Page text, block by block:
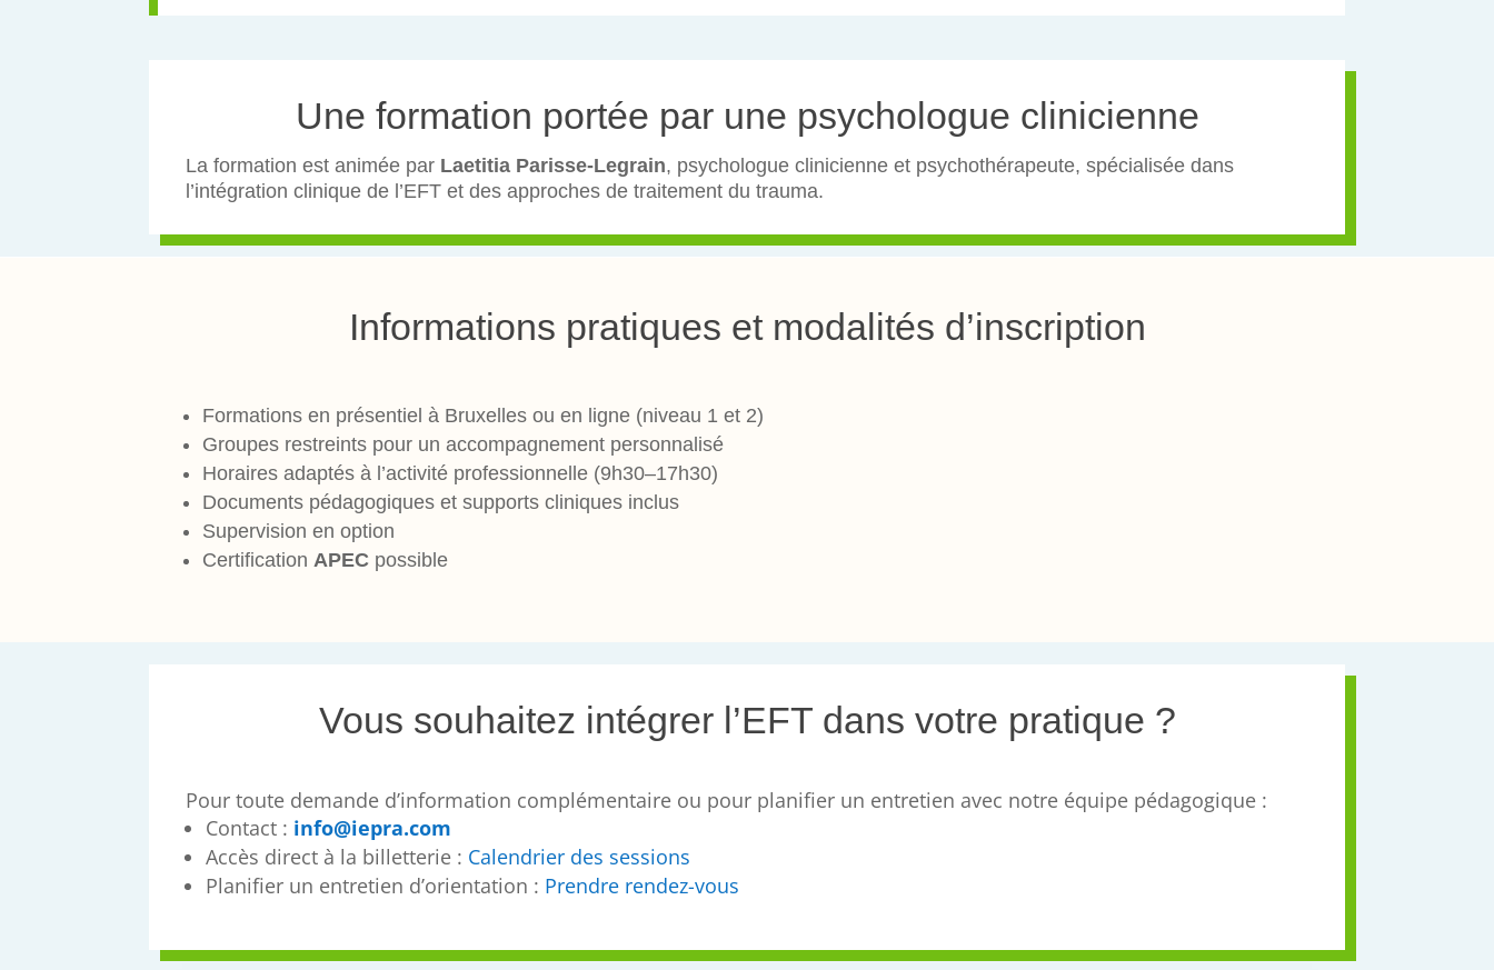
Une formation portée par une psychologue clinicienne
La formation est animée par Laetitia Parisse-Legrain, psychologue clinicienne et psychothérapeute, spécialisée dans
l’intégration clinique de l’EFT et des approches de traitement du trauma.
Informations pratiques et modalités d’inscription
Formations en présentiel à Bruxelles ou en ligne (niveau 1 et 2)
Groupes restreints pour un accompagnement personnalisé
Horaires adaptés à l’activité professionnelle (9h30–17h30)
Documents pédagogiques et supports cliniques inclus
Supervision en option
CertificationAPEC possible
Vous souhaitez intégrer l’EFT dans votre pratique ?
Pour toute demande d’information complémentaire ou pour planifier un entretien avec notre équipe pédagogique :
Contact : info@iepra.com
Accès direct à la billetterie : Calendrier des sessions
Planifier un entretien d’orientation : Prendre rendez-vous